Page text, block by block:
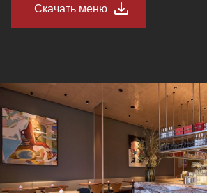
Скачать меню